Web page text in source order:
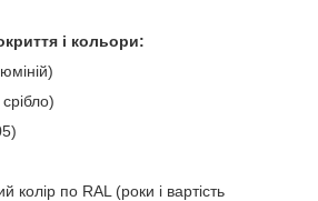
і кольори:
колір по RAL (роки і вартість